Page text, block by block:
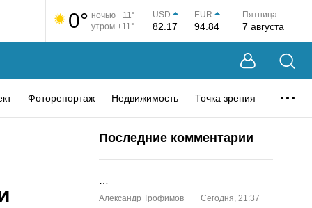
0° ночью +11°
утром +11°
USD
82.17
EUR
94.84
Пятница
7 августа
Фоторепортаж Недвижимость Точка зрения
Последние комментарии
Александр Трофимов Сегодня, 21:37